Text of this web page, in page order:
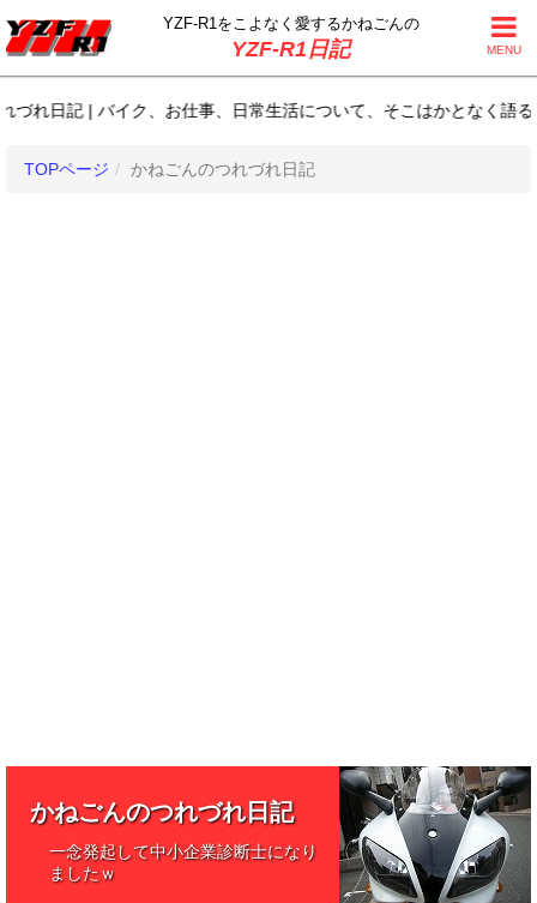
MENU
YZF-R1をこよなく 愛するかねごんの
YZF-R1日記
れ日記 | バイク、お仕事、日常生活について、そこはかとなく語
TOPページ かねごんのつれづれ日記
かねごんのつれづれ日記
一念発起して中小企業診断士になり
ましたｗ